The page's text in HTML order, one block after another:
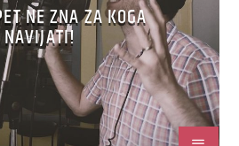
NE ZNA ZA KOGA
NAVIJATI!